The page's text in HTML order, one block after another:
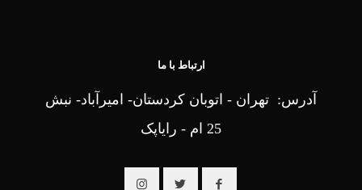
ارتباط با ما
آدرس: تهران - اتوبان کردستان- امیرآباد- نبش
25 ام - رایاپک